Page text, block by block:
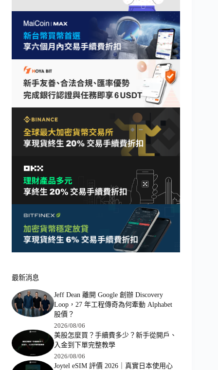
最新消息
Jeff Dean 離開 Google 創辦 Discovery
Loop，27 年工程傳奇為何牽動 Alphabet
股價？
2026/08/06
美股怎麼買？手續費多少？新手從開戶、
入金到下單完整教學
2026/08/06
Joytel eSIM 評價 2026｜真實日本使用心